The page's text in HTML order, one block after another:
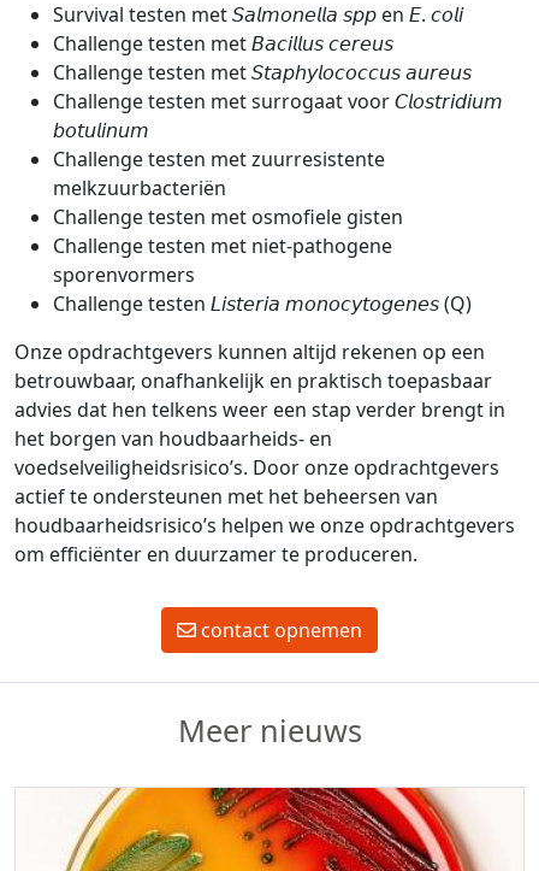
Survival testen met 𝘚𝘢𝘭𝘮𝘰𝘯𝘦𝘭𝘭𝘢 𝘴𝘱𝘱 en 𝘌. 𝘤𝘰𝘭𝘪
Challenge testen met 𝘉𝘢𝘤𝘪𝘭𝘭𝘶𝘴 𝘤𝘦𝘳𝘦𝘶𝘴
Challenge testen met 𝘚𝘵𝘢𝘱𝘩𝘺𝘭𝘰𝘤𝘰𝘤𝘤𝘶𝘴 𝘢𝘶𝘳𝘦𝘶𝘴
Challenge testen met surrogaat voor 𝘊𝘭𝘰𝘴𝘵𝘳𝘪𝘥𝘪𝘶𝘮
𝘣𝘰𝘵𝘶𝘭𝘪𝘯𝘶𝘮
Challenge testen met zuurresistente
melkzuurbacteriën
Challenge testen met osmofiele gisten
Challenge testen met niet-pathogene
sporenvormers
Challenge testen 𝘓𝘪𝘴𝘵𝘦𝘳𝘪𝘢 𝘮𝘰𝘯𝘰𝘤𝘺𝘵𝘰𝘨𝘦𝘯𝘦𝘴 (Q)
Onze opdrachtgevers kunnen altijd rekenen op een
betrouwbaar, onafhankelijk en praktisch toepasbaar
advies dat hen telkens weer een stap verder brengt in
het borgen van houdbaarheids- en
voedselveiligheidsrisico’s. Door onze opdrachtgevers
actief te ondersteunen met het beheersen van
houdbaarheidsrisico’s helpen we onze opdrachtgevers
om efficiënter en duurzamer te produceren.
contact opnemen
Meer nieuws